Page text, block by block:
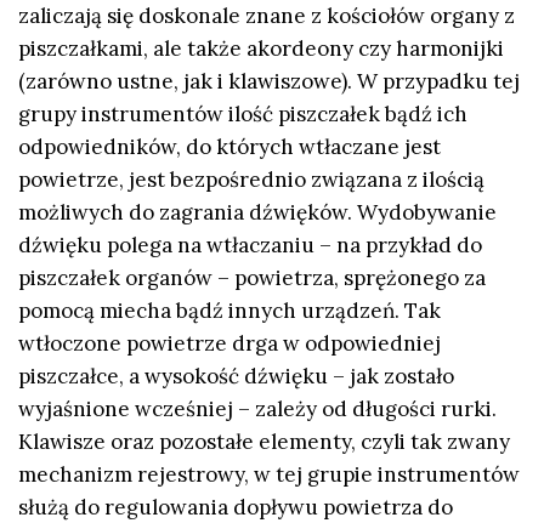
zaliczają się doskonale znane z kościołów organy z
piszczałkami, ale także akordeony czy harmonijki
(zarówno ustne, jak i klawiszowe). W przypadku tej
grupy instrumentów ilość piszczałek bądź ich
odpowiedników, do których wtłaczane jest
powietrze, jest bezpośrednio związana z ilością
możliwych do zagrania dźwięków. Wydobywanie
dźwięku polega na wtłaczaniu – na przykład do
piszczałek organów – powietrza, sprężonego za
pomocą miecha bądź innych urządzeń. Tak
wtłoczone powietrze drga w odpowiedniej
piszczałce, a wysokość dźwięku – jak zostało
wyjaśnione wcześniej – zależy od długości rurki.
Klawisze oraz pozostałe elementy, czyli tak zwany
mechanizm rejestrowy, w tej grupie instrumentów
służą do regulowania dopływu powietrza do